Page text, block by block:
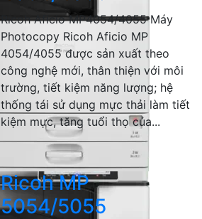
Ricoh Aficio MP4054/4055 Máy
Photocopy Ricoh Aficio MP
4054/4055 được sản xuất theo
công nghệ mới, thân thiện với môi
trường, tiết kiệm năng lượng; hệ
thống tái sử dụng mực thải làm tiết
kiệm mực, tăng tuổi thọ của...
Ricoh MP
5054/5055